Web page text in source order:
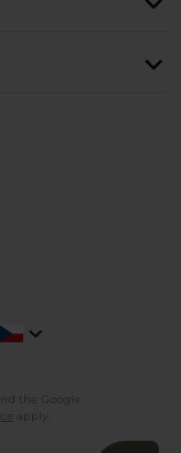
the Google
apply.